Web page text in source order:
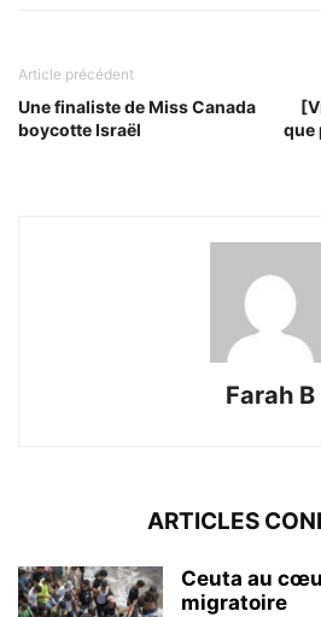
Article précédent
Une finaliste de Miss Canada
boycotte Israël
que
Farah B
ARTICLES
Ceuta au
migratoire